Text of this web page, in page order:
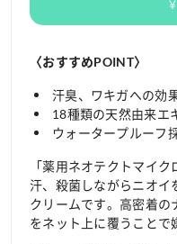
〈おすすめPOINT〉
汗臭、ワキガへの効
18種類の天然由来エ
ウォータープルーフ
「薬用ネオテクトマイ
汗、殺菌しながらニオイ
クリームです。高密着
をネット上に覆うことで